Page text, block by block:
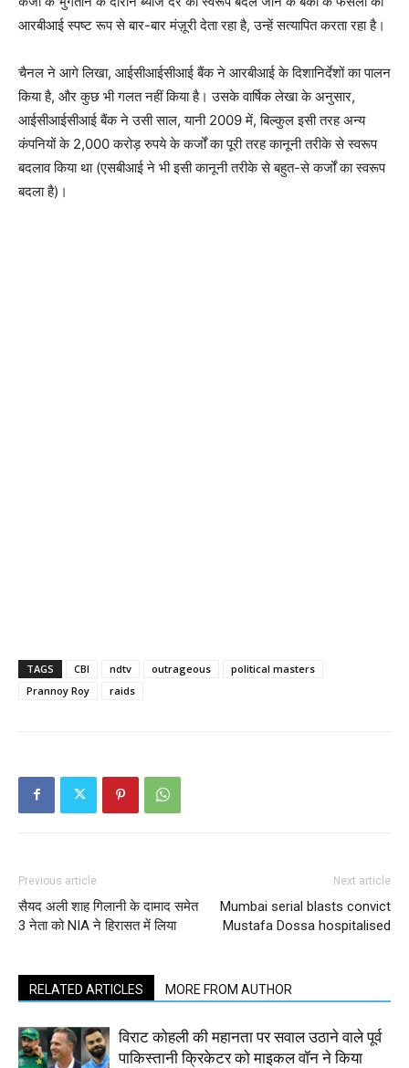
आरबीआई स्पष्ट रूप से बार-बार मंज़ूरी देता रहा है, उन्हें सत्यापित करता रहा है।
चैनल ने आगे लिखा, आईसीआईसीआई बैंक ने आरबीआई के दिशानिर्देशों का पालन
किया है, और कुछ भी गलत नहीं किया है। उसके वार्षिक लेखा के अनुसार,
आईसीआईसीआई बैंक ने उसी साल, यानी 2009 में, बिल्कुल इसी तरह अन्य
कंपनियों के 2,000 करोड़ रुपये के कर्जों का पूरी तरह कानूनी तरीके से स्वरूप
बदलाव किया था (एसबीआई ने भी इसी कानूनी तरीके से बहुत-से कर्जों का स्वरूप
बदला है)।
TAGS CBI ndtv outrageous
political masters
Prannoy Roy
raids
Previous article
सैयद अली शाह गिलानी के दामाद समेत
3 नेता को NIA ने हिरासत में लिया
Next article
Mumbai serial blasts convict
Mustafa Dossa hospitalised
RELATED ARTICLES MORE FROM AUTHOR
विराट कोहली की महानता पर सवाल उठाने वाले पूर्व
पाकिस्तानी क्रिकेटर को माइकल वॉन ने किया